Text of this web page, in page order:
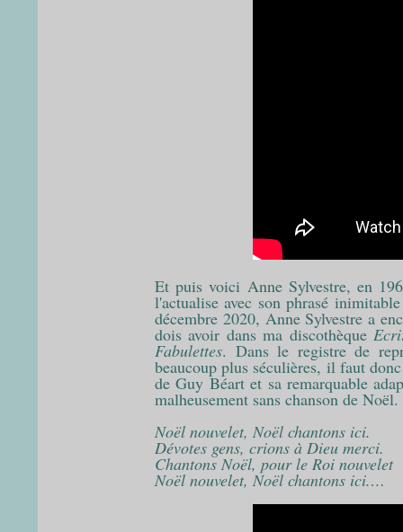
Et puis voici Anne Sylvestre, en
l'actualise avec son phrasé
décembre 2020, Anne Sylvestre a
dois avoir dans ma discothèque
Fabulettes. Dans le registre de
beaucoup plus séculières, il faut
de Guy Béart et sa remarquable
malheusement sans chanson de Noël.
Noël nouvelet, Noël chantons ici.
Dévotes gens, crions à Dieu merci.
Chantons Noël, pour le Roi nouvelet
Noël nouvelet, Noël chantons ici.…